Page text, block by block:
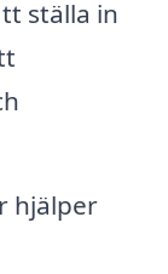
ställa in
hjälper